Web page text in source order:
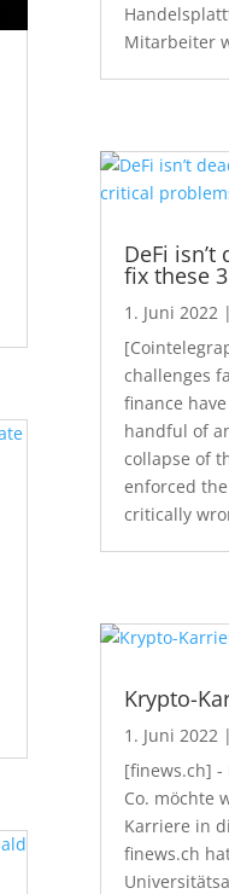
Mitarbeiter
DeFi
fix these
1. Juni 2022 |
challenges
finance
handful of
collapse of
enforced
critically
Krypto-
1. Juni 2022|
[finews.ch] -
Co. möchte
Karriere in
finews.ch